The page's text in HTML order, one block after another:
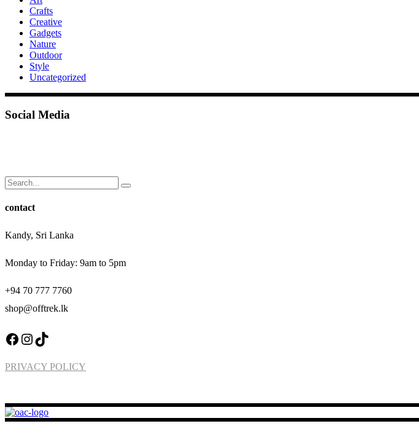
Crafts
Creative
Gadgets
Nature
Outdoor
Style
Uncategorized
Social Media
Search
for:
contact
Kandy, Sri Lanka
Monday to Friday: 9am to 5pm
+94 70 777 7760
shop@offtrek.lk
Facebook
Instagram
TikTok
PRIVACY POLICY